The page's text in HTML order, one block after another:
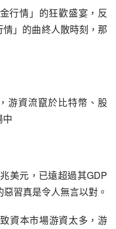
行情」的狂歡盛宴，反
」的曲終人散時刻，那
游資流竄於比特幣、股
中
美元，已遠超過其GDP
習真是令人無言以對。
資本市場游資太多，游